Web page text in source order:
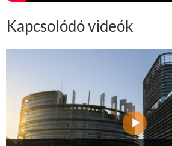
Kapcsolódó videók